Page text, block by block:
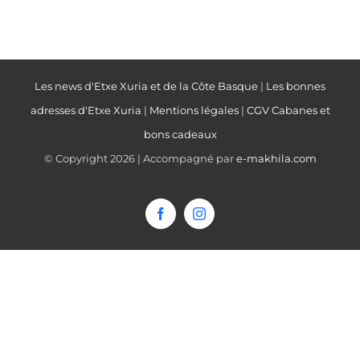
Les news d'Etxe Xuria et de la Côte Basque | Les bonnes
adresses d'Etxe Xuria | Mentions légales| CGV Cabanes et
bons cadeaux
© Copyright2026 | Accompagné pare-makhila.com
FacebookInstagram